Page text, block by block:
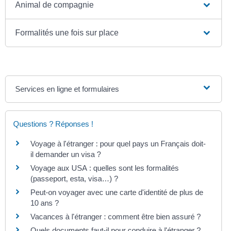
Animal de compagnie
Formalités une fois sur place
Services en ligne et formulaires
Questions ? Réponses !
Voyage à l'étranger : pour quel pays un Français doit-
il demander un visa ?
Voyage aux USA : quelles sont les formalités
(passeport, esta, visa…) ?
Peut-on voyager avec une carte d'identité de plus de
10 ans ?
Vacances à l'étranger : comment être bien assuré ?